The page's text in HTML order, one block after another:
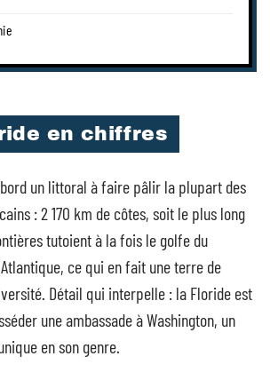
en chiffres
un littoral à faire pâlir la plupart des
: 2 170 km de côtes, soit le plus long
tutoient à la fois le golfe du
Atlantique, ce qui en fait une terre de
Détail qui interpelle : la Floride est
une ambassade à Washington, un
en son genre.